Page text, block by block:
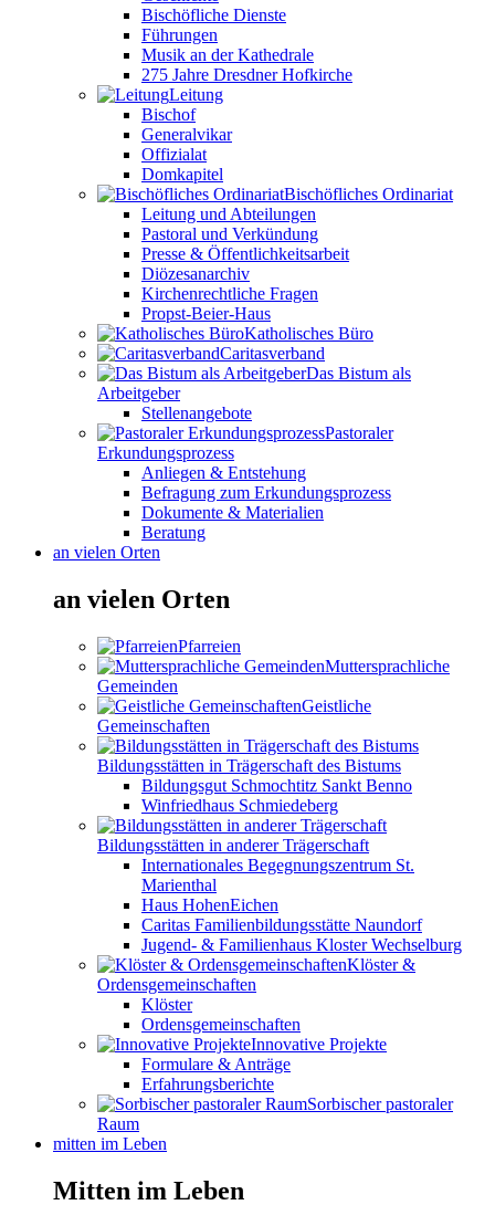
Bischöfliche Dienste
Führungen
Musik an der Kathedrale
275 Jahre Dresdner Hofkirche
Leitung
Bischof
Generalvikar
Offizialat
Domkapitel
Bischöfliches Ordinariat
Leitung und Abteilungen
Pastoral und Verkündung
Presse & Öffentlichkeitsarbeit
Diözesanarchiv
Kirchenrechtliche Fragen
Propst-Beier-Haus
Katholisches Büro
Caritasverband
Das Bistum als
Arbeitgeber
Stellenangebote
Pastoraler
Erkundungsprozess
Anliegen & Entstehung
Befragung zum Erkundungsprozess
Dokumente & Materialien
Beratung
an vielen Orten
an vielen Orten
Pfarreien
Muttersprachliche
Gemeinden
Geistliche
Gemeinschaften
Bildungsstätten in Trägerschaft des Bistums
Bildungsgut Schmochtitz Sankt Benno
Winfriedhaus Schmiedeberg
Bildungsstätten in anderer Trägerschaft
Internationales Begegnungszentrum St.
Marienthal
Haus HohenEichen
Caritas Familienbildungsstätte Naundorf
Jugend- & Familienhaus Kloster Wechselburg
Klöster &
Ordensgemeinschaften
Klöster
Ordensgemeinschaften
Innovative Projekte
Formulare & Anträge
Erfahrungsberichte
Sorbischer pastoraler
Raum
mitten im Leben
Mitten im Leben